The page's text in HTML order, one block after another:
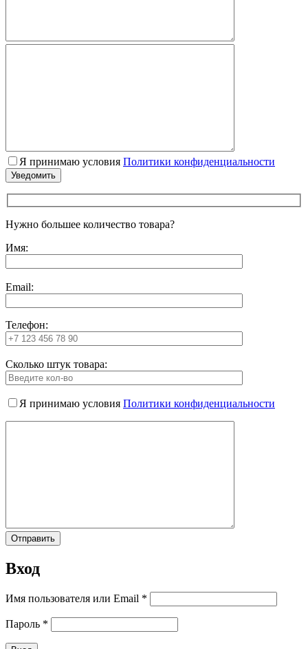
Я принимаю условия Политики конфиденциальности
Нужно большее количество товара?
Имя:
Email:
Телефон:
Сколько штук товара:
Я принимаю условия Политики конфиденциальности
Вход
Имя пользователя или Email *
Пароль *